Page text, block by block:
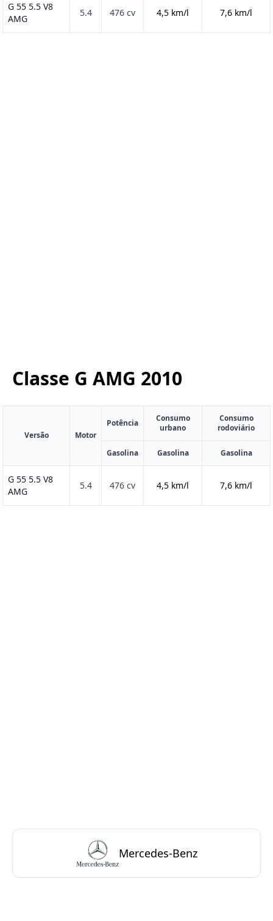
G 55 5.5 V8
AMG
5.4 476 cv 4,5 km/l 7,6 km/l
Classe G AMG 2010
Versão Motor
Potência
Consumo
urbano
Consumo
rodoviário
Gasolina Gasolina Gasolina
G 55 5.5 V8
AMG
5.4 476 cv 4,5 km/l 7,6 km/l
Mercedes-Benz